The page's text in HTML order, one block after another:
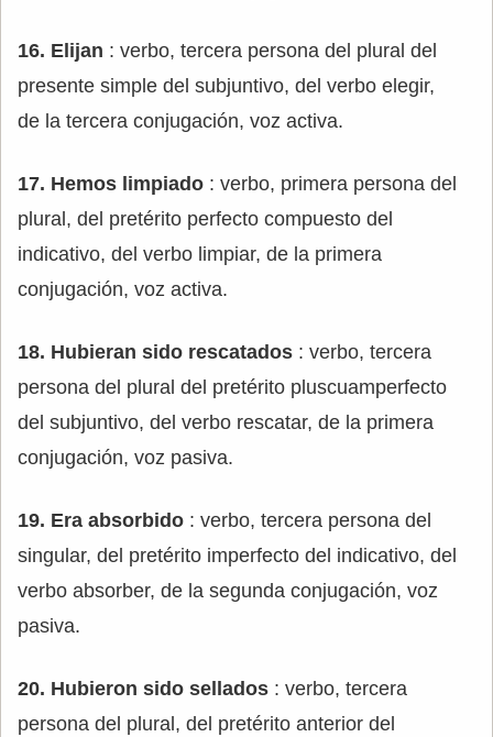
16. Elijan : verbo, tercera persona del plural del
presente simple del subjuntivo, del verbo elegir,
de la tercera conjugación, voz activa.
17. Hemos limpiado : verbo, primera persona del
plural, del pretérito perfecto compuesto del
indicativo, del verbo limpiar, de la primera
conjugación, voz activa.
18. Hubieran sido rescatados : verbo, tercera
persona del plural del pretérito pluscuamperfecto
del subjuntivo, del verbo rescatar, de la primera
conjugación, voz pasiva.
19. Era absorbido : verbo, tercera persona del
singular, del pretérito imperfecto del indicativo, del
verbo absorber, de la segunda conjugación, voz
pasiva.
20. Hubieron sido sellados : verbo, tercera
persona del plural, del pretérito anterior del